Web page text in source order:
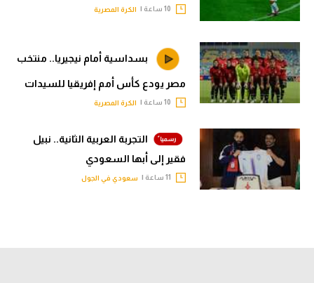
الكرة المصرية
بسداسية أمام نيجيريا.. منتخب
مصر يودع كأس أمم إفريقيا للسيدات
الكرة المصرية
التجربة العربية الثانية.. نبيل
فقير إلى أبها السعودي
سعودي في الجول